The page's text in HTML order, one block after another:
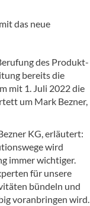
das neue
des Produkt-
bereits die
mit 1. Juli 2022 die
um Mark Bezner,
KG, erläutert:
wird
immer wichtiger.
für unsere
bündeln und
voranbringen wird.